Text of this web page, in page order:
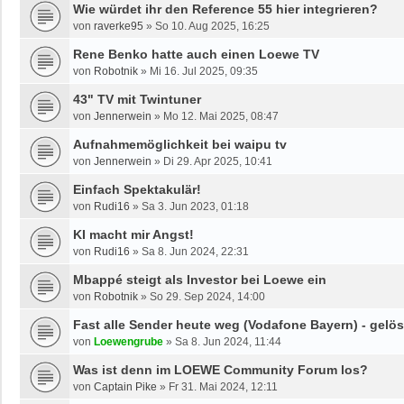
Wie würdet ihr den Reference 55 hier integrieren?
von raverke95 » So 10. Aug 2025, 16:25
Rene Benko hatte auch einen Loewe TV
von Robotnik » Mi 16. Jul 2025, 09:35
43" TV mit Twintuner
von Jennerwein » Mo 12. Mai 2025, 08:47
Aufnahmemöglichkeit bei waipu tv
von Jennerwein » Di 29. Apr 2025, 10:41
Einfach Spektakulär!
von Rudi16 » Sa 3. Jun 2023, 01:18
KI macht mir Angst!
von Rudi16 » Sa 8. Jun 2024, 22:31
Mbappé steigt als Investor bei Loewe ein
von Robotnik » So 29. Sep 2024, 14:00
Fast alle Sender heute weg (Vodafone Bayern) -
von Loewengrube » Sa 8. Jun 2024, 11:44
Was ist denn im LOEWE Community Forum los?
von Captain Pike » Fr 31. Mai 2024, 12:11